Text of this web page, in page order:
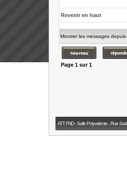
Revenir en haut
Montrer les messages depuis
Page 1 sur1
ATT FND - Salle Polyvalente , Rue